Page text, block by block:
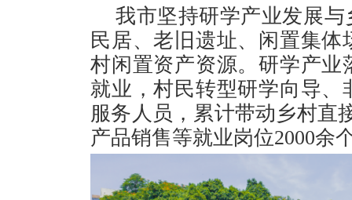
我市坚持研学产业发展
民居、老旧遗址、闲置集
村闲置资产资源。研学产
就业，村民转型研学向导
服务人员，累计带动乡村直
产品销售等就业岗位2000余